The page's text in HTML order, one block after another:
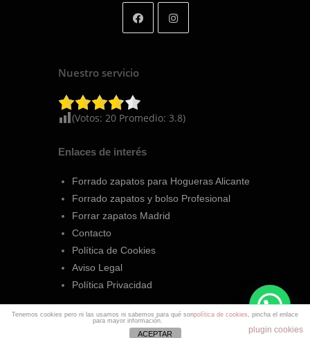
Nuestro servicio
(Votos: 20 Promedio: 3.8)
Enlaces de interés
Forrado zapatos para Hogueras Alicante
Forrado zapatos y bolso Profesional
Forrar zapatos Madrid
Contacto
Política de Cookies
Aviso Legal
Política Privacidad
Tenemos cookies pero ni las usamos ni sabemos para qué sonpolítica de cookies , pincha el enlace
para mayor información.
plugin cookies
ACEPTAR